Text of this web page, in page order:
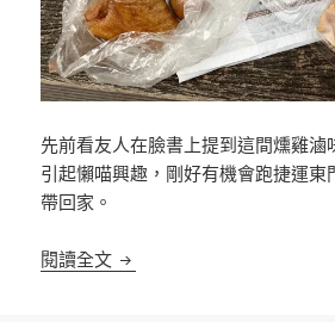
先前看友人在臉書上提到這間燻雞滷
引起懶喵興趣，剛好有機會跑捷運東
帶回家。
閱讀全文 [台北]信遠齋燻雞滷味 鄰近